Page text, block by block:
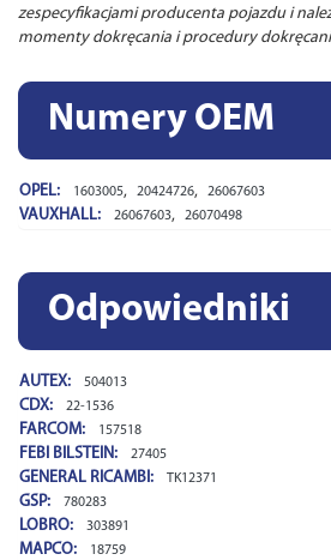
zespecyfikacjami producenta pojazdu i
momenty dokręcania i procedury
Numery OEM
OPEL: 1603005, 20424726, 26067603
VAUXHALL: 26067603, 26070498
Odpowiedniki
AUTEX: 504013
CDX: 22-1536
FARCOM: 157518
FEBI BILSTEIN: 27405
GENERAL RICAMBI: TK12371
GSP: 780283
LOBRO: 303891
MAPCO: 18759